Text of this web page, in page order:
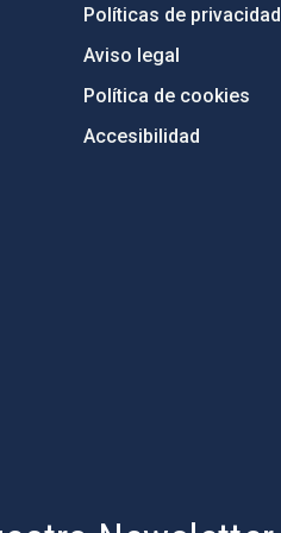
Políticas de privacidad
Aviso legal
Política de cookies
Accesibilidad